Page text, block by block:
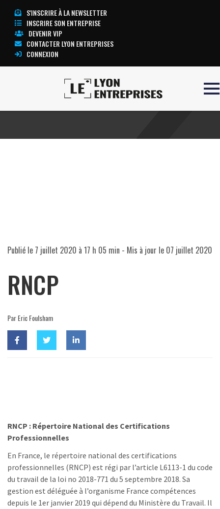
S'INSCRIRE À LA NEWSLETTER
INSCRIRE SON ENTREPRISE
DEVENIR VIP
CONTACTER LYON ENTREPRISES
CONNEXION
Publié le 7 juillet 2020 à 17 h 05 min - Mis à jour le 07 juillet 2020
RNCP
Par Eric Foulsham
RNCP : Répertoire National des Certifications
Professionnelles
En France, le répertoire national des certifications
professionnelles (RNCP) est régi par l’article L6113-1 du code
du travail de la loi no 2018-771 du 5 septembre 2018. Sa
gestion est déléguée à l’organisme France compétences
depuis le 1er janvier 2019 qui dépend du Ministère du Travail. Il